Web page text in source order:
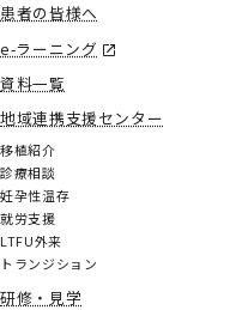
患者の皆様へ
e-ラーニング
資料一覧
地域連携支援センター
移植紹介
診療相談
妊孕性温存
就労支援
LTFU外来
トランジション
研修・見学